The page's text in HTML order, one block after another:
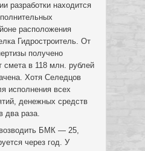
разработки находится
расположения
Гидростроитель. От
получено
смета в 118 млн. рублей
Хотя Селедцов
исполнения всех
денежных средств
два раза.
возводить БМК — 25,
через год. У